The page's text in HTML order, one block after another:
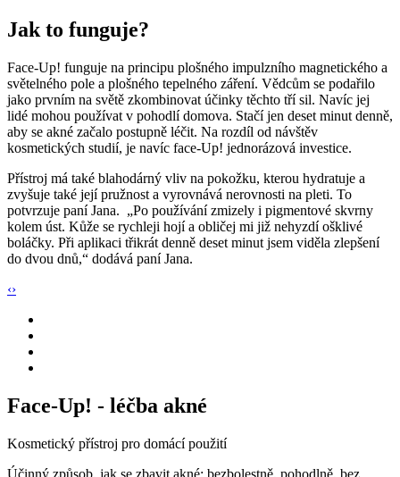
Jak to funguje?
Face-Up! funguje na principu plošného impulzního magnetického a
světelného pole a plošného tepelného záření. Vědcům se podařilo
jako prvním na světě zkombinovat účinky těchto tří sil. Navíc jej
lidé mohou používat v pohodlí domova. Stačí jen deset minut denně,
aby se akné začalo postupně léčit. Na rozdíl od návštěv
kosmetických studií, je navíc face-Up! jednorázová investice.
Přístroj má také blahodárný vliv na pokožku, kterou hydratuje a
zvyšuje také její pružnost a vyrovnává nerovnosti na pleti. To
potvrzuje paní Jana. „Po používání zmizely i pigmentové skvrny
kolem úst. Kůže se rychleji hojí a obličej mi již nehyzdí ošklivé
boláčky. Při aplikaci třikrát denně deset minut jsem viděla zlepšení
do dvou dnů,“ dodává paní Jana.
‹›
Face-Up! - léčba akné
Kosmetický přístroj pro domácí použití
Účinný způsob, jak se zbavit akné: bezbolestně, pohodlně, bez